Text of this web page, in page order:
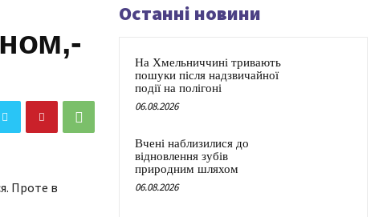
Проте в
Останні новини
На Хмельниччині тривають
пошуки після надзвичайної
події на полігоні
06.08.2026
Вчені наблизилися до
відновлення зубів
природним шляхом
06.08.2026